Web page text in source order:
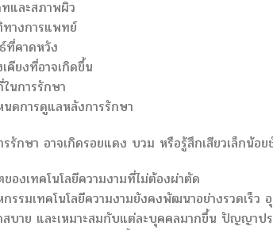
ทและสภาพผิว
ทางการแพทย์
ที่คาดหวัง
คียงที่อาจเกิดขึ้น
นการรักษา
นดการดูแลหลังการรักษา
รักษา อาจเกิดรอยแดง บวม หรือรู้สึกเสียวเล็กน้อย
องเทคโนโลยีความงามที่ไม่ต้องผ่าตัด
กรรมเทคโนโลยีความงามยังคงพัฒนาอย่างรวดเร็
สบาย และเหมาะสมกับแต่ละบุคคลมากขึ้น ปัญญาป